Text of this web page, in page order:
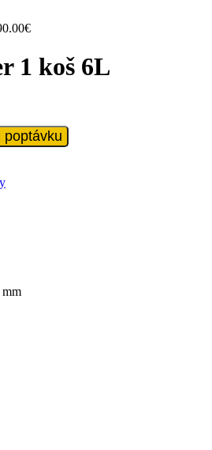
€
1 koš 6L
poptávku